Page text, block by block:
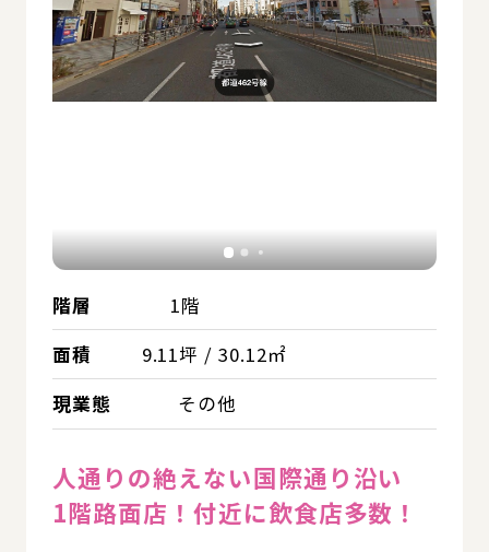
階層
1階
面積
9.11坪 / 30.12㎡
現業態
その他
人通りの絶えない国際通り沿い
1階路面店！付近に飲食店多数！